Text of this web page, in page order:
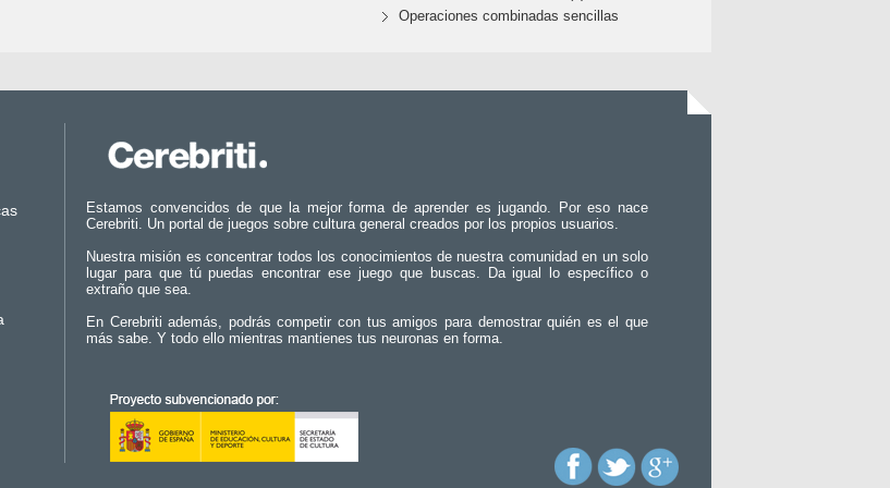
Operaciones combinadas sencillas
Estamos convencidos de que la mejor forma de aprender es jugando. Por eso nace
Cerebriti. Un portal de juegos sobre cultura general creados por los propios usuarios.
Nuestra misión es concentrar todos los conocimientos de nuestra comunidad en un solo
lugar para que tú puedas encontrar ese juego que buscas. Da igual lo específico o
extraño que sea.
En Cerebriti además, podrás competir con tus amigos para demostrar quién es el que
más sabe. Y todo ello mientras mantienes tus neuronas en forma.